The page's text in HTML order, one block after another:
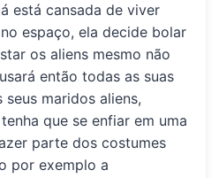
está cansada de viver
espaço, ela decide bolar
os aliens mesmo não
então todas as suas
maridos aliens,
que se enfiar em uma
parte dos costumes
por exemplo a